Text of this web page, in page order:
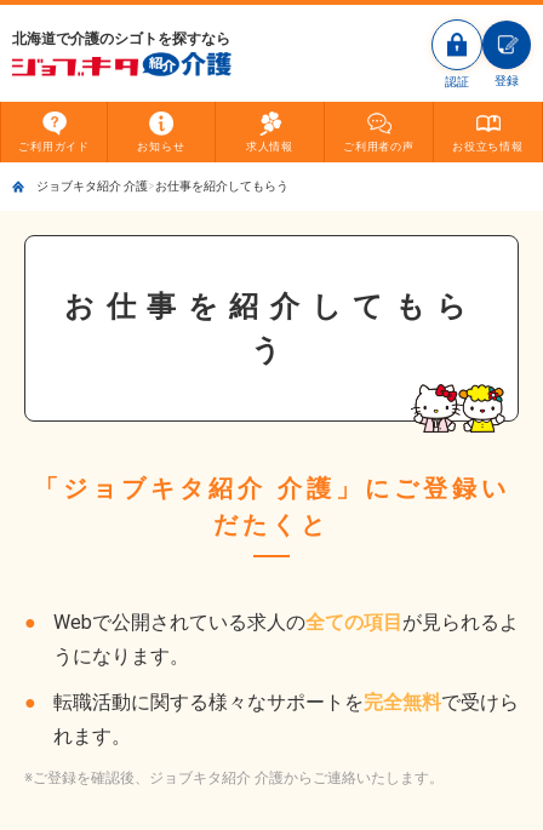
北海道で介護のシゴトを探すなら
認証 登録
ご利用 ガイド お知らせ 求人情報 ご利用者の声 お役立ち情報
ジョブキタ紹介 介護 お仕事を紹介してもらう
お仕事を紹介してもら
う
「ジョブキタ紹介 介護」にご登録い
だたくと
Webで公開されている求人の全ての項目 が見られるよ
うになります。
転職活動に関する様々なサポートを完全無料で受けら
れます。
※ご登録を確認後、ジョブキタ紹介 介護からご連絡いたします。